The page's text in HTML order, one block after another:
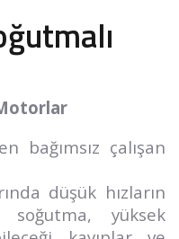
bağımsız çalışan
düşük hızların
yüksek